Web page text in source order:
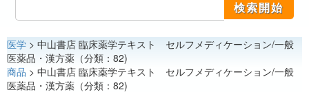
医学
看護
医学 > 中山書店 臨床薬学テキスト セルフメディケーション/一般
医薬品・漢方薬（分類：82)
商品 > 中山書店 臨床薬学テキスト セルフメディケーション/一般
医薬品・漢方薬（分類：82)